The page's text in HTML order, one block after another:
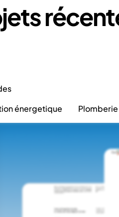
énergetique Plomberie